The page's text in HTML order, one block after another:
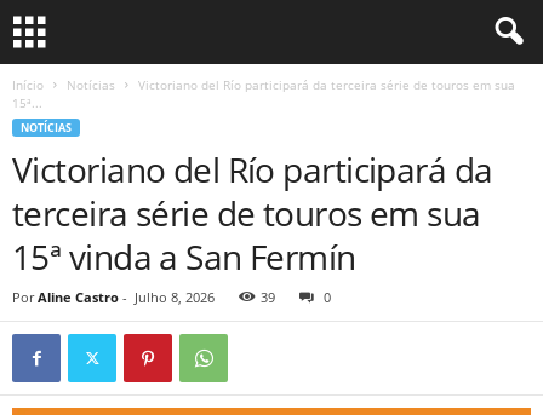
Início Notícias
Victoriano del Río participará da terceira série de touros em sua
15ª...
NOTÍCIAS
Victoriano del Río participará da
terceira série de touros em sua
15ª vinda a San Fermín
Por Aline Castro - Julho 8, 2026 39 0